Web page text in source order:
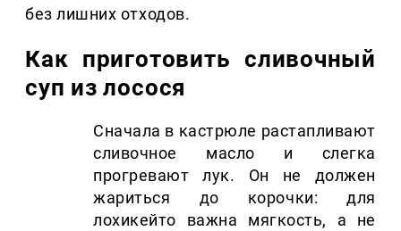
без лишних отходов.
Как приготовить сливочный
суп из лосося
Сначала в кастрюле растапливают
сливочное масло и слегка
прогревают лук. Он не должен
жариться до корочки: для
лохикейто важна мягкость, а не